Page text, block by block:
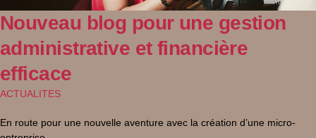
Nouveau blog pour une gestion
administrative et financière
efficace
ACTUALITES
En route pour une nouvelle aventure avec la création d’une micro-